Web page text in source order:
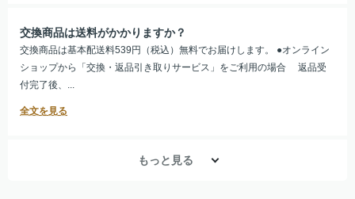
交換商品は送料がかかりますか？
交換商品は基本配送料539円（税込）無料でお届けします。 ●オンライン
ショップから「交換・返品引き取りサービス」をご利用の場合 返品受
付完了後、...
もっと見る